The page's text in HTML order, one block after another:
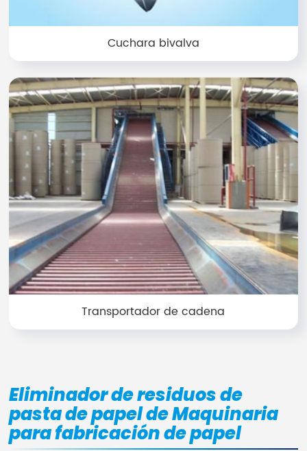
Cuchara bivalva
Transportador de cadena
Eliminador de residuos de
pasta de papel de Maquinaria
para fabricación de papel